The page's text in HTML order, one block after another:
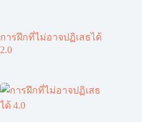
การฝึกที่ไม่อาจปฏิเสธได้
2.0